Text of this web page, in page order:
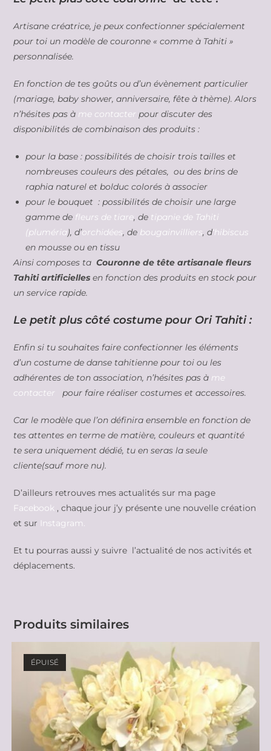
Artisane créatrice, je peux confectionner spécialement
pour toi un modèle de couronne « comme à Tahiti »
personnalisée.
En fonction de tes goûts ou d’un évènement particulier
(mariage, baby shower, anniversaire, fête à thème). Alors
n’hésites pas à me contacter pour discuter des
disponibilités de combinaison des produits :
pour la base : possibilités de choisir trois tailles et
nombreuses couleurs des pétales, ou des brins de
raphia naturel et bolduc colorés à associer
pour le bouquet : possibilités de choisir une large
gamme de fleurs de tiare, de tipanie de Tahiti
(pluméria), d’orchidées, de bougainvilliers, d‘hibiscus
en mousse ou en tissu
Ainsi composes taCouronne de tête artisanale fleurs
Tahiti artificielles en fonction des produits en stock pour
un service rapide.
Le petit plus côté costume pour Ori Tahiti :
Enfin si tu souhaites faire confectionner les éléments
d’un costume de danse tahitienne pour toi ou les
adhérentes de ton association, n’hésites pas à me
contacter pour faire réaliser costumes et accessoires.
Car le modèle que l’on définira ensemble en fonction de
tes attentes en terme de matière, couleurs et quantité
te sera uniquement dédié, tu en seras la seule
cliente(sauf more nu).
D’ailleurs retrouves mes actualités sur ma page
Facebook , chaque jour j’y présente une nouvelle création
et sur Instagram.
Et tu pourras aussi y suivre l’actualité de nos activités et
déplacements.
Produits similaires
ÉPUISÉ